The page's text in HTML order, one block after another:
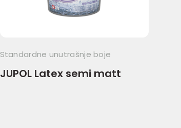
Standardne unutrašnje boje
JUPOL Latex semi matt